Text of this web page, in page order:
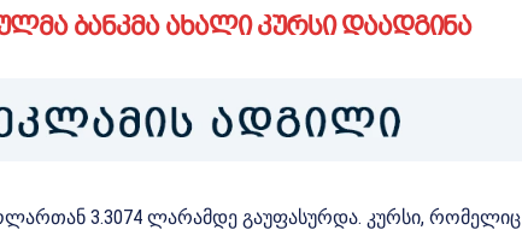
ბანკმა ახალი კურსი დაადგინა
3.3074 ლარამდე გაუფასურდა. კურსი, რომელიც